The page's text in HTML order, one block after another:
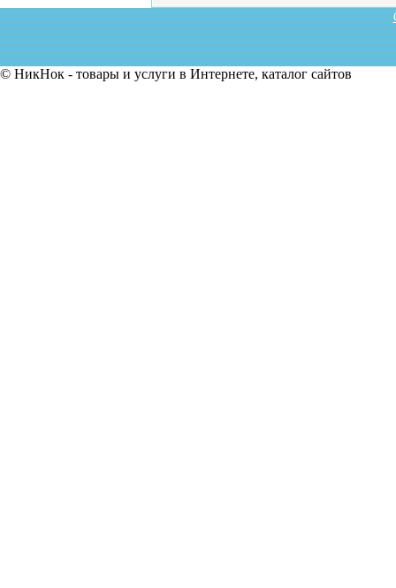
© НикНок - товары и услуги в Интернете, каталог сайтов